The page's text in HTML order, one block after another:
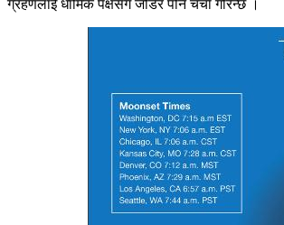
ग्रहणलाई धार्मिक पक्षसँग जोडेर पनि चर्चा गरिन्छ ।